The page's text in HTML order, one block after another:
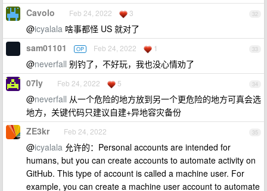
32
Cavolo Feb 24, 2022 3
@icyalala 啥事都怪 US 就对了
33
sam01101 OP Feb 24, 2022 1
@neverfall 别钓了，不好玩，我也没心情劝了
34
07ly Feb 24, 2022 5
@neverfall 从一个危险的地方放到另一个更危险的地方可真会选
地方，关键代码只建议自建+异地容灾备份
35
ZE3kr Feb 24, 2022
@icyalala 允许的：Personal accounts are intended for
humans, but you can create accounts to automate activity on
GitHub. This type of account is called a machine user. For
example, you can create a machine user account to automate